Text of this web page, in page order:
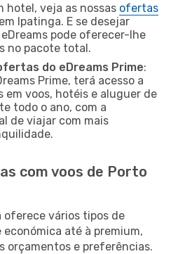
hotel, veja as nossas ofertas
em Ipatinga. E se desejar
pode oferecer-lhe
no pacote total.
do eDreams Prime:
Prime, terá acesso a
voos, hotéis e aluguer de
todo o ano, com a
de viajar com mais
com voos de Porto
oferece vários tipos de
económica até à premium,
orçamentos e preferências.